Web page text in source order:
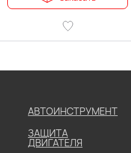
АВТОИНСТРУМЕНТ
ЗАЩИТА
ДВИГАТЕЛЯ